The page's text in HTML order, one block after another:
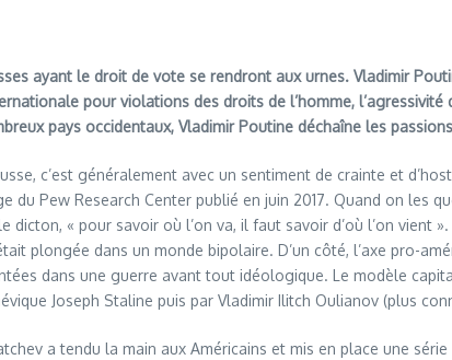
ayant le droit de vote se rendront aux urnes. Vladimir
pour violations des droits de l’homme,
pays occidentaux, Vladimir Poutine déchaîne les
c’est généralement avec un sentiment de crainte et
du Pew Research Center publié en juin 2017. Quand on les
« pour savoir où l’on va, il faut savoir d’où l’on vient
plongée dans un monde bipolaire. D’un côté, l’axe pro-
dans une guerre avant tout idéologique. Le modèle
Joseph Staline puis par Vladimir Ilitch Oulianov (plus
a tendu la main aux Américains et mis en place une